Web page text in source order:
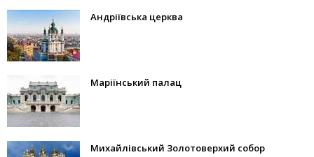
Андріївська церква
Маріїнський палац
Михайлівський Золотоверхий собор